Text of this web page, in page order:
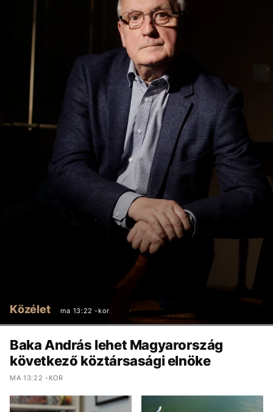
Közélet ma 13:22 -kor
Baka András lehet Magyarország
következő köztársasági elnöke
MA 13:22 -KOR